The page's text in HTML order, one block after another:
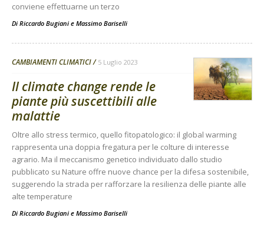
conviene effettuarne un terzo
Di Riccardo Bugiani e Massimo Bariselli
CAMBIAMENTI CLIMATICI 5 Luglio 2023
Il climate change rende le
piante più suscettibili alle
malattie
Oltre allo stress termico, quello fitopatologico: il global warming
rappresenta una doppia fregatura per le colture di interesse
agrario. Ma il meccanismo genetico individuato dallo studio
pubblicato su Nature offre nuove chance per la difesa sostenibile,
suggerendo la strada per rafforzare la resilienza delle piante alle
alte temperature
Di Riccardo Bugiani e Massimo Bariselli